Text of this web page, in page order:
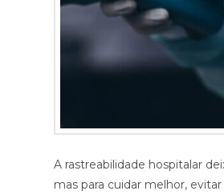
A rastreabilidade hospitalar
mas para cuidar melhor,